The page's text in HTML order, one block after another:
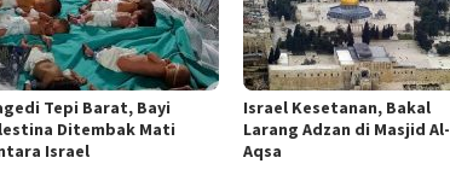
Tepi Barat, Bayi
Ditembak Mati
Israel
Israel Kesetanan, Bakal
Larang Adzan di Masjid Al-
Aqsa